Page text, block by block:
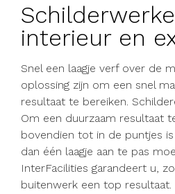
interieur en
Snel een laagje verf over de
oplossing zijn om een snel
resultaat te bereiken.
Om een duurzaam resultaat
bovendien tot in de puntjes
dan één laagje aan te pas
InterFacilities garandeert u,
buitenwerk een top resultaat.